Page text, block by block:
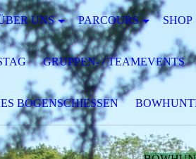
UNS PARCOURS SHOP
GRUPPEN- / TEAMEVENTS
BOGENSCHIESSEN